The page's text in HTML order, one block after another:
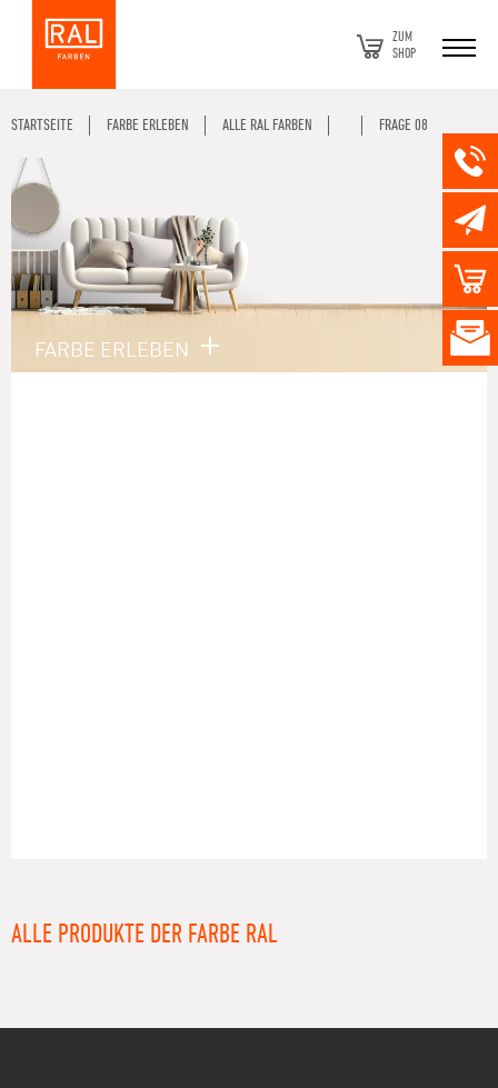
ZUM
SHOP
STARTSEITE FARBE ERLEBEN ALLE RAL FARBEN FRAGE 08
FARBE ERLEBEN
ALLE PRODUKTE DER FARBE RAL